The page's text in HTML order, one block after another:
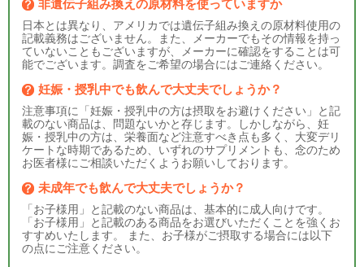
非遺伝子組み換えの原材料を使っていますか
日本とは異なり、アメリカでは遺伝子組み換えの原材料使用の
記載義務はございません。また、メーカーでもその情報を持っ
ていないこともございますが、メーカーに確認をすることは可
能でございます。調査をご希望の場合にはご連絡ください。
妊娠・授乳中でも飲んで大丈夫でしょうか？
注意事項に「妊娠・授乳中の方は摂取をお避けください」と記
載のない商品は、問題ないかと存じます。しかしながら、妊
娠・授乳中の方は、栄養面など注意すべき点も多く、大変デリ
ケートな時期であるため、いずれのサプリメントも、念のため
お医者様にご相談いただくようお願いしております。
未成年でも飲んで大丈夫でしょうか？
「お子様用」と記載のない商品は、基本的に成人向けです。
「お子様用」と記載のある商品をお選びいただくことを強くお
すすめいたします。 また、お子様がご摂取する場合には以下
の点にご注意ください。